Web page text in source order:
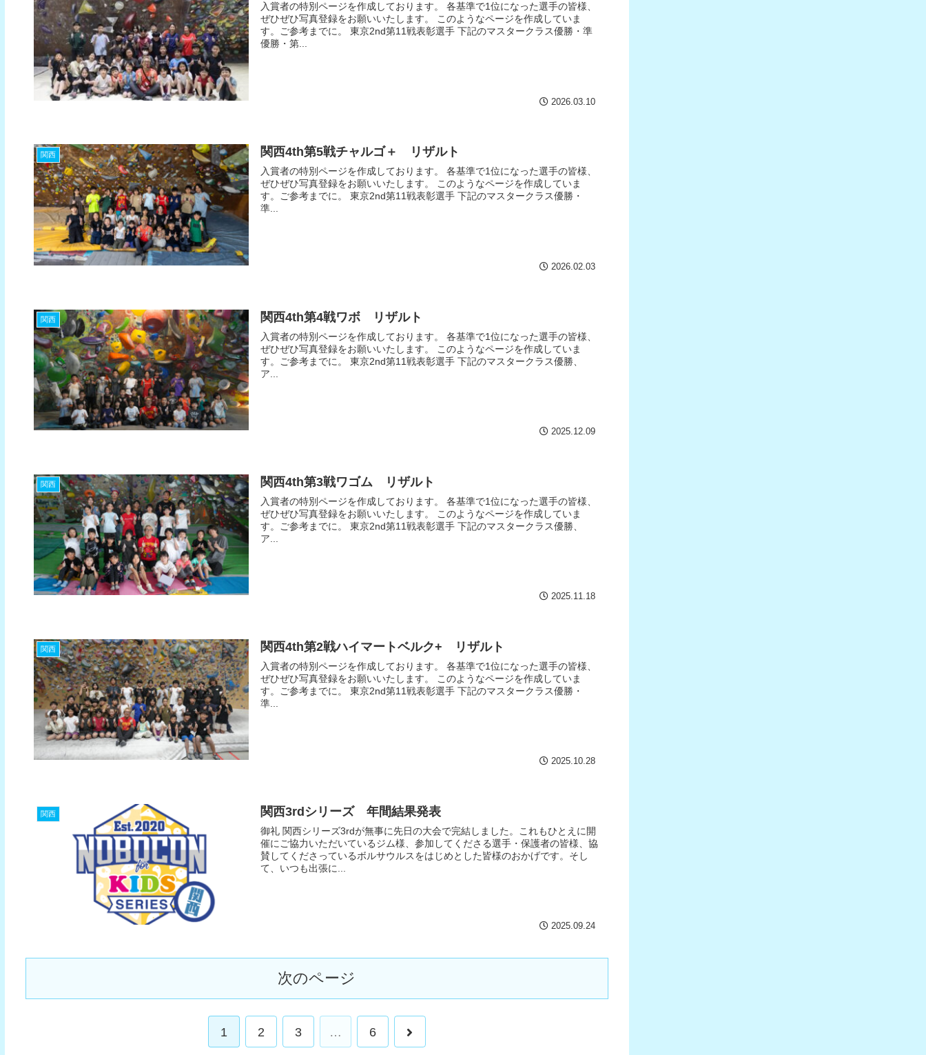
入賞者の特別ページを作成しております。 各基準で1位になった選手の皆様、
ぜひぜひ写真登録をお願いいたします。 このようなページを作成していま
す。ご参考までに。 東京2nd第11戦表彰選手 下記のマスタークラス優勝・準
優勝・第...
2026.03.10
関西 関西4th第5戦チャルゴ＋ リザルト
入賞者の特別ページを作成しております。 各基準で1位になった選手の皆様、
ぜひぜひ写真登録をお願いいたします。 このようなページを作成していま
す。ご参考までに。 東京2nd第11戦表彰選手 下記のマスタークラス優勝・
準...
2026.02.03
関西 関西4th第4戦ワボ リザルト
入賞者の特別ページを作成しております。 各基準で1位になった選手の皆様、
ぜひぜひ写真登録をお願いいたします。 このようなページを作成していま
す。ご参考までに。 東京2nd第11戦表彰選手 下記のマスタークラス優勝、
ア...
2025.12.09
関西 関西4th第3戦ワゴム リザルト
入賞者の特別ページを作成しております。 各基準で1位になった選手の皆様、
ぜひぜひ写真登録をお願いいたします。 このようなページを作成していま
す。ご参考までに。 東京2nd第11戦表彰選手 下記のマスタークラス優勝、
ア...
2025.11.18
関西 関西4th第2戦ハイマートベルク+ リザルト
入賞者の特別ページを作成しております。 各基準で1位になった選手の皆様、
ぜひぜひ写真登録をお願いいたします。 このようなページを作成していま
す。ご参考までに。 東京2nd第11戦表彰選手 下記のマスタークラス優勝・
準...
2025.10.28
関西 関西3rdシリーズ 年間結果発表
御礼 関西シリーズ3rdが無事に先日の大会で完結しました。これもひとえに開
催にご協力いただいているジム様、参加してくださる選手・保護者の皆様、協
賛してくださっているボルサウルスをはじめとした皆様のおかげです。そし
て、いつも出張に...
2025.09.24
次のページ
1 2 3 … 6